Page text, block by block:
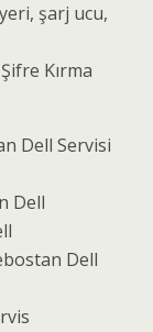
şarj ucu,
Kırma
Dell Servisi
Dell
Dell